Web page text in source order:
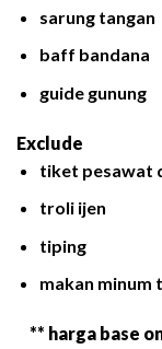
sarung tangan
baff bandana
guide gunung
Exclude
tiket pesawat
troli ijen
tiping
makan minum
** harga base